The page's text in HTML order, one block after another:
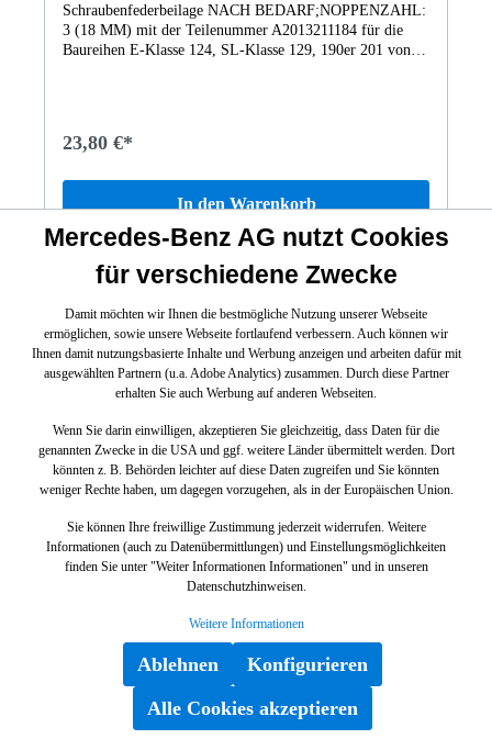
Schraubenfederbeilage NACH BEDARF;NOPPENZAHL:
3 (18 MM) mit der Teilenummer A2013211184 für die
Baureihen E-Klasse 124, SL-Klasse 129, 190er 201 von
x 12 x 5 cm Gewicht: 0.187kg Dieses Teil ersetzt die
Schraubenfederbeilage A2013211184 wurde unter anderem
verbaut in folgenden Modellen 124050 300CE129058 SL
280 Roadster BCA129059 SL 280 V6129060 300 SL
Roadster129061 300 SL-24 Roadster129063 SL 320
Roadster129064 SL 320 V6129066 500 SL Roadster mit
Automatic129067 SL 500/500 SL129068 SL 500
V8129076 SL 600 Roadster mit Automatik201022
190201023 190 (105 PS)201024
POMPFENMOBIL201034 190 E 2.3-16201035 190 E
2.5-16201122 190 D Limousine201128 190 D 2.5 Turbo
Vertrauen Sie auf Mercedes-Benz Originalteile.
23,80 €*
In den Warenkorb
Stange DREHSTAB ZUM
FEDERLENKER E 210, GLB 247, SL 129
Stange DREHSTAB ZUM FEDERLENKER mit der
Teilenummer A1243200289 für die Baureihen E-Klasse
210, GLB-Klasse 247, SL-Klasse 129, SLK-Klasse 171,
190er 201, C-Klasse 202, S-Klasse 220, CLK-Klasse 208
Mercedes-Benz AG nutzt Cookies
für verschiedene Zwecke
Damit möchten wir Ihnen die bestmögliche Nutzung unserer Webseite
ermöglichen, sowie unsere Webseite fortlaufend verbessern. Auch können wir
Ihnen damit nutzungsbasierte Inhalte und Werbung anzeigen und arbeiten dafür mit
ausgewählten Partnern (u.a. Adobe Analytics) zusammen. Durch diese Partner
erhalten Sie auch Werbung auf anderen Webseiten.
Wenn Sie darin einwilligen, akzeptieren Sie gleichzeitig, dass Daten für die
genannten Zwecke in die USA und ggf. weitere Länder übermittelt werden. Dort
könnten z. B. Behörden leichter auf diese Daten zugreifen und Sie könnten
weniger Rechte haben, um dagegen vorzugehen, als in der Europäischen Union.
Sie können Ihre freiwillige Zustimmung jederzeit widerrufen. Weitere
Informationen (auch zu Datenübermittlungen) und Einstellungsmöglichkeiten
finden Sie unter "Weiter Informationen Informationen" und in unseren
Datenschutzhinweisen.
Weitere Informationen
Ablehnen
Konfigurieren
Alle Cookies akzeptieren